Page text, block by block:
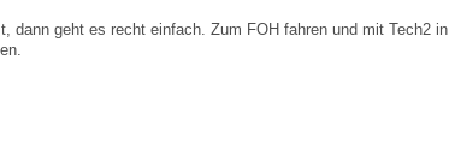
dann geht es recht einfach. Zum FOH fahren und mit Tech2 in